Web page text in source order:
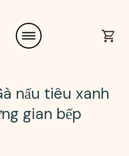
nấu tiêu xanh
gian bếp